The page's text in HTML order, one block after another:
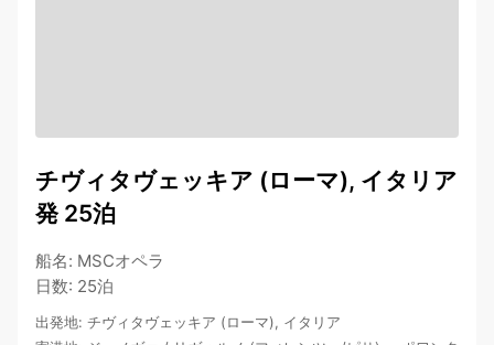
チヴィタヴェッキア (ローマ), イタリア
発 25泊
船名: MSCオペラ
日数: 25泊
出発地: チヴィタヴェッキア (ローマ), イタリア